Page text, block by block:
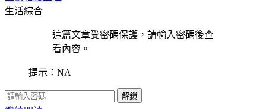
生活綜合
這篇文章受密碼保護，請輸入密碼後查
看內容。
提示：NA
解鎖